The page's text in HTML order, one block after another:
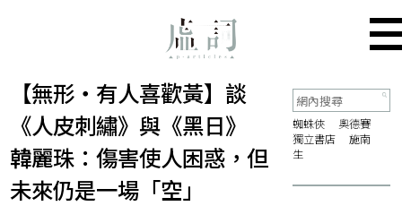
【無形・有人喜歡黃】談
《人皮刺繡》與《黑日》
韓麗珠：傷害使人困惑，但
未來仍是一場「空」
蜘蛛俠
奧德賽
獨立書店
施南
生